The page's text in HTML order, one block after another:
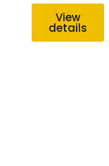
View
details